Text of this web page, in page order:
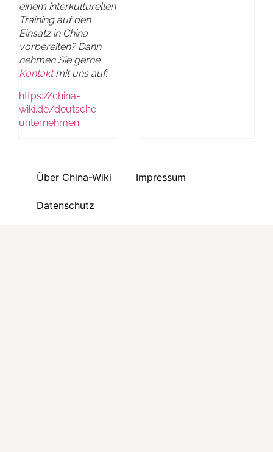
einem interkulturellen
Training auf den
Einsatz in China
vorbereiten? Dann
nehmen Sie gerne
Kontaktmit uns auf:
https://china-
wiki.de/deutsche-
unternehmen
Über China-Wiki Impressum
Datenschutz